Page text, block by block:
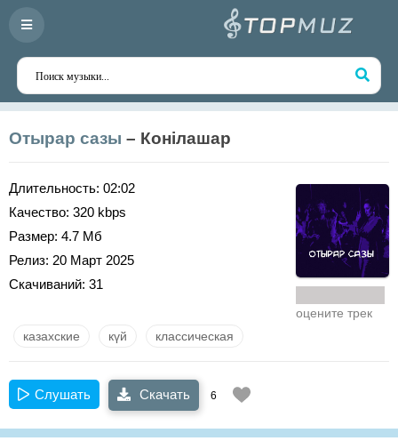
Отырар сазы – Конiлашар
Длительность: 02:02
Качество: 320 kbps
Размер: 4.7 Мб
Релиз: 20 Март 2025
Скачиваний: 31
оцените трек
казахские күй классическая
Слушать Скачать 6